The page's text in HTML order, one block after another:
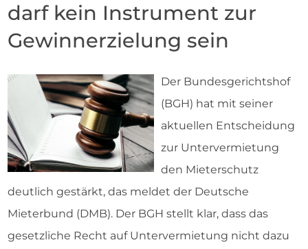
darf kein Instrument zur
Gewinnerzielung sein
Der Bundesgerichtshof
(BGH) hat mit seiner
aktuellen Entscheidung
zur Untervermietung
den Mieterschutz
deutlich gestärkt, das meldet der Deutsche
Mieterbund (DMB). Der BGH stellt klar, dass das
gesetzliche Recht auf Untervermietung nicht dazu